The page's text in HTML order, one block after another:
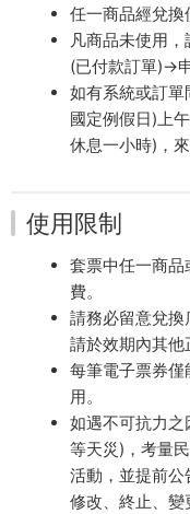
任一商品經兌換
凡商品未使用
(已付款訂單)→
如有系統或訂
國定例假日)上
休息一小時)，
使用限制
套票中任一商
費。
請務必留意兌換
請於效期內其他
每筆電子票券
用。
如遇不可抗力
等天災)，考量
活動，並提前公
修改、終止、變